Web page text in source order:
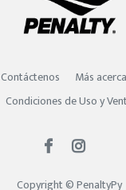
Contáctenos
Más
Condiciones de Uso y
Copyright ©PenaltyPy